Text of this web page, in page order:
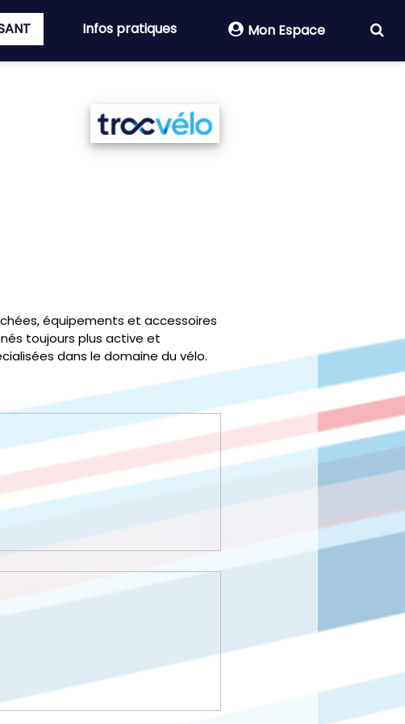
Infos pratiques Mon Espace
équipements et accessoires
toujours plus active et
dans le domaine du vélo.